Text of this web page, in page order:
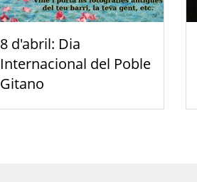
8 d'abril: Dia
Internacional del Poble
Gitano